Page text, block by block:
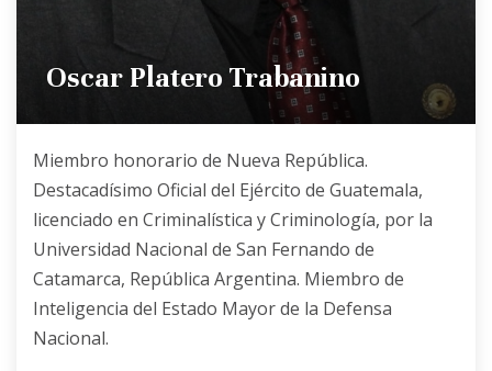
Oscar Platero Trabanino
Miembro honorario de Nueva República.
Destacadísimo Oficial del Ejército de Guatemala,
licenciado en Criminalística y Criminología, por la
Universidad Nacional de San Fernando de
Catamarca, República Argentina. Miembro de
Inteligencia del Estado Mayor de la Defensa
Nacional.